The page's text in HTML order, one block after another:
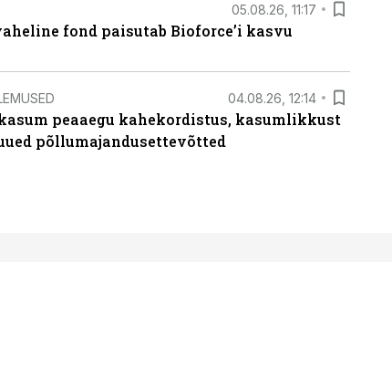
05.08.26, 11:17
fond paisutab Bioforce’i kasvu
04.08.26, 12:14
peaaegu kahekordistus, kasumlikkust
põllumajandusettevõtted